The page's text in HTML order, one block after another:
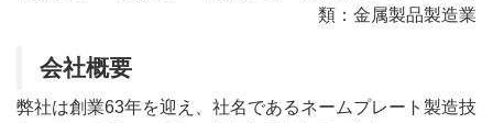
類：金属製品製造業
会社概要
弊社は創業63年を迎え、社名であるネームプレート製造技